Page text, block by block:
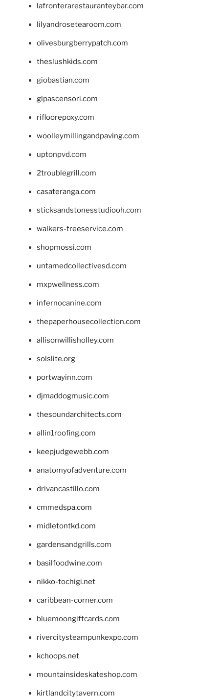
lafronterarestauranteybar.com
lilyandrosetearoom.com
olivesburgberrypatch.com
theslushkids.com
giobastian.com
glpascensori.com
rifloorepoxy.com
woolleymillingandpaving.com
uptonpvd.com
2troublegrill.com
casateranga.com
sticksandstonesstudiooh.com
walkers-treeservice.com
shopmossi.com
untamedcollectivesd.com
mxpwellness.com
infernocanine.com
thepaperhousecollection.com
allisonwillisholley.com
solslite.org
portwayinn.com
djmaddogmusic.com
thesoundarchitects.com
allin1roofing.com
keepjudgewebb.com
anatomyofadventure.com
drivancastillo.com
cmmedspa.com
midletontkd.com
gardensandgrills.com
basilfoodwine.com
nikko-tochigi.net
caribbean-corner.com
bluemoongiftcards.com
rivercitysteampunkexpo.com
kchoops.net
mountainsideskateshop.com
kirtlandcitytavern.com